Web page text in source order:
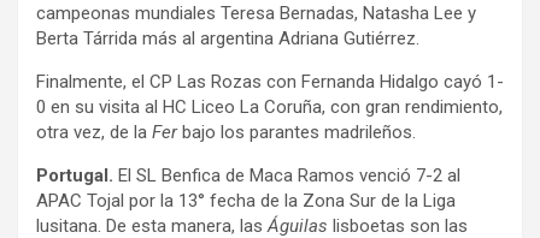
campeonas mundiales Teresa Bernadas, Natasha Lee y
Berta Tárrida más al argentina Adriana Gutiérrez.
Finalmente, el CP Las Rozas con Fernanda Hidalgo cayó 1-
0 en su visita al HC Liceo La Coruña, con gran rendimiento,
otra vez, de la Ferbajo los parantes madrileños.
Portugal. El SL Benfica de Maca Ramos venció 7-2 al
APAC Tojal por la 13° fecha de la Zona Sur de la Liga
lusitana. De esta manera, lasÁguilas lisboetas son las